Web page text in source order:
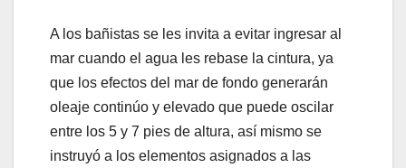
A los bañistas se les invita a evitar ingresar al
mar cuando el agua les rebase la cintura, ya
que los efectos del mar de fondo generarán
oleaje continúo y elevado que puede oscilar
entre los 5 y 7 pies de altura, así mismo se
instruyó a los elementos asignados a las